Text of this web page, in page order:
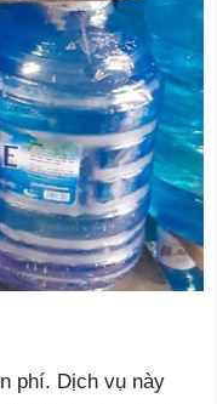
phí. Dịch vụ này